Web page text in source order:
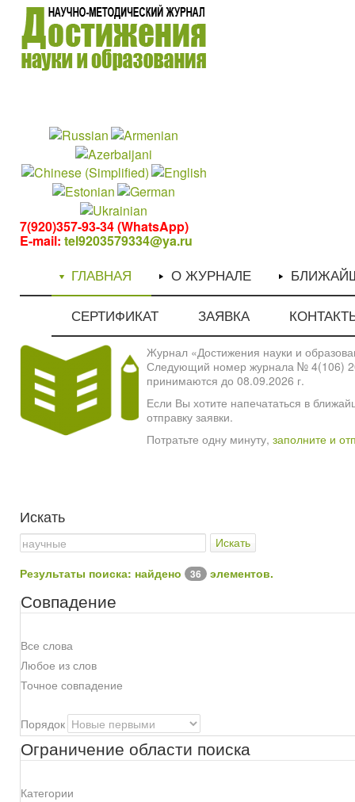
7(920)357-93-34 (WhatsApp)
E-mail: tel9203579334@ya.ru
ГЛАВНАЯ О ЖУРНАЛЕ
СЕРТИФИКАТ ЗАЯВКА
Журнал «Достижения науки и
Следующий номер журнала № 4(106)
принимаются до 08.09.2026 г.
Если Вы хотите напечататься в
отправку заявки.
Потратьте одну минуту, заполните и
Искать
Искать
Результаты поиска: найдено 36 элементов.
Совпадение
Все слова
Любое из слов
Точное совпадение
Порядок
Ограничение области поиска
Категории